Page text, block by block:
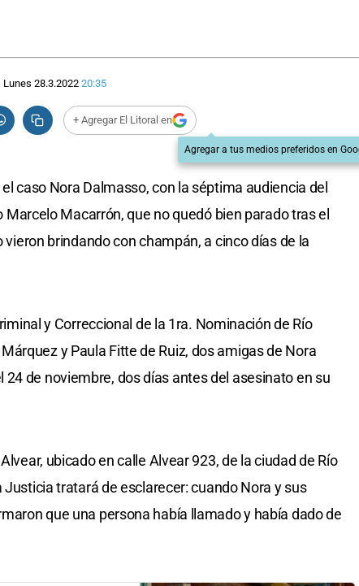
Lunes 28.3.2022 20:35
+ Agregar El Litoral en
Agregar a tus medios preferidos en
caso Nora Dalmasso, con la séptima audiencia del
Macarrón, que no quedó bien parado tras el
brindando con champán, a cinco días de la
y Correccional de la 1ra. Nominación de Río
y Paula Fitte de Ruiz, dos amigas de Nora
de noviembre, dos días antes del asesinato en su
ubicado en calle Alvear 923, de la ciudad de Río
tratará de esclarecer: cuando Nora y sus
que una persona había llamado y había dado de